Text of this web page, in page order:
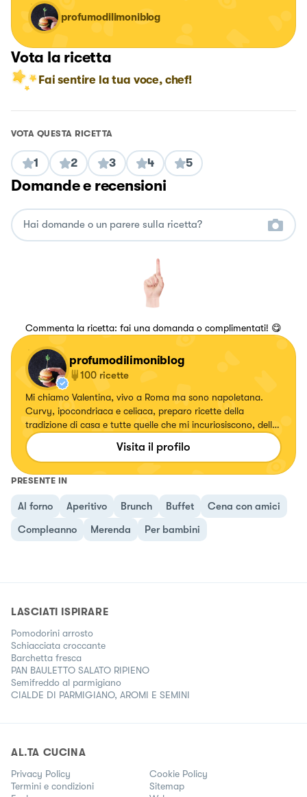
profumodilimoniblog
Vota la ricetta
Fai sentire la tua voce, chef!
VOTA QUESTA RICETTA
1 2 3 4 5
Domande e recensioni
Commenta la ricetta: fai una domanda o complimentati! 😋
profumodilimoniblog
100 ricette
Mi chiamo Valentina, vivo a Roma ma sono napoletana.
Curvy, ipocondriaca e celiaca, preparo ricette della
tradizione di casa e tutte quelle che mi incuriosiscono, della
cucina italiana ed estera. Mangio senza glutine però cucino
per onnivori, don't worry. La mia cucina preferita? Quella
indiana. Amo i cani e le tartarughe terrestri.
Visita il profilo
PRESENTE IN
Al forno Aperitivo Brunch Buffet
Cena con amici
Compleanno
Merenda Per bambini
LASCIATI ISPIRARE
Pomodorini arrosto
Schiacciata croccante
Barchetta fresca
PAN BAULETTO SALATO RIPIENO
Semifreddo al parmigiano
CIALDE DI PARMIGIANO, AROMI E SEMINI
AL.TA CUCINA
Privacy Policy
Cookie Policy
Termini e condizioni
Sitemap